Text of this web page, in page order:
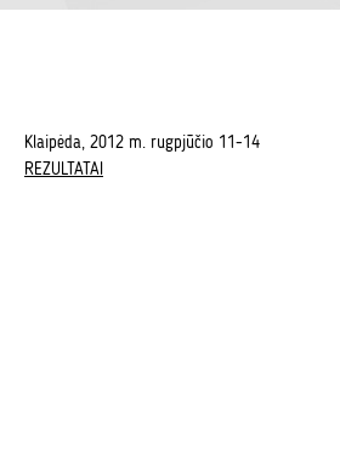
Klaipėda, 2012 m. rugpjūčio 11-14
REZULTATAI